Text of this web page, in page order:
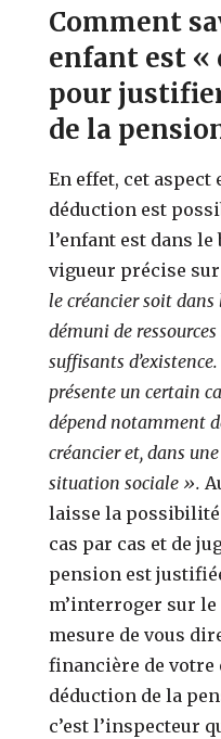
Comment
enfant est «
pour
de la
En effet, cet
déduction est
l’enfant est dans le
vigueur précise sur
le créancier soit dans
démuni de
suffisants
présente un certain
dépend notamment
créancier et, dans
situation sociale ».
laisse la possibilité
cas par cas et de
pension est
m’interroger sur le
mesure de vous
financière de votre
déduction de la
c’est l’inspecteur